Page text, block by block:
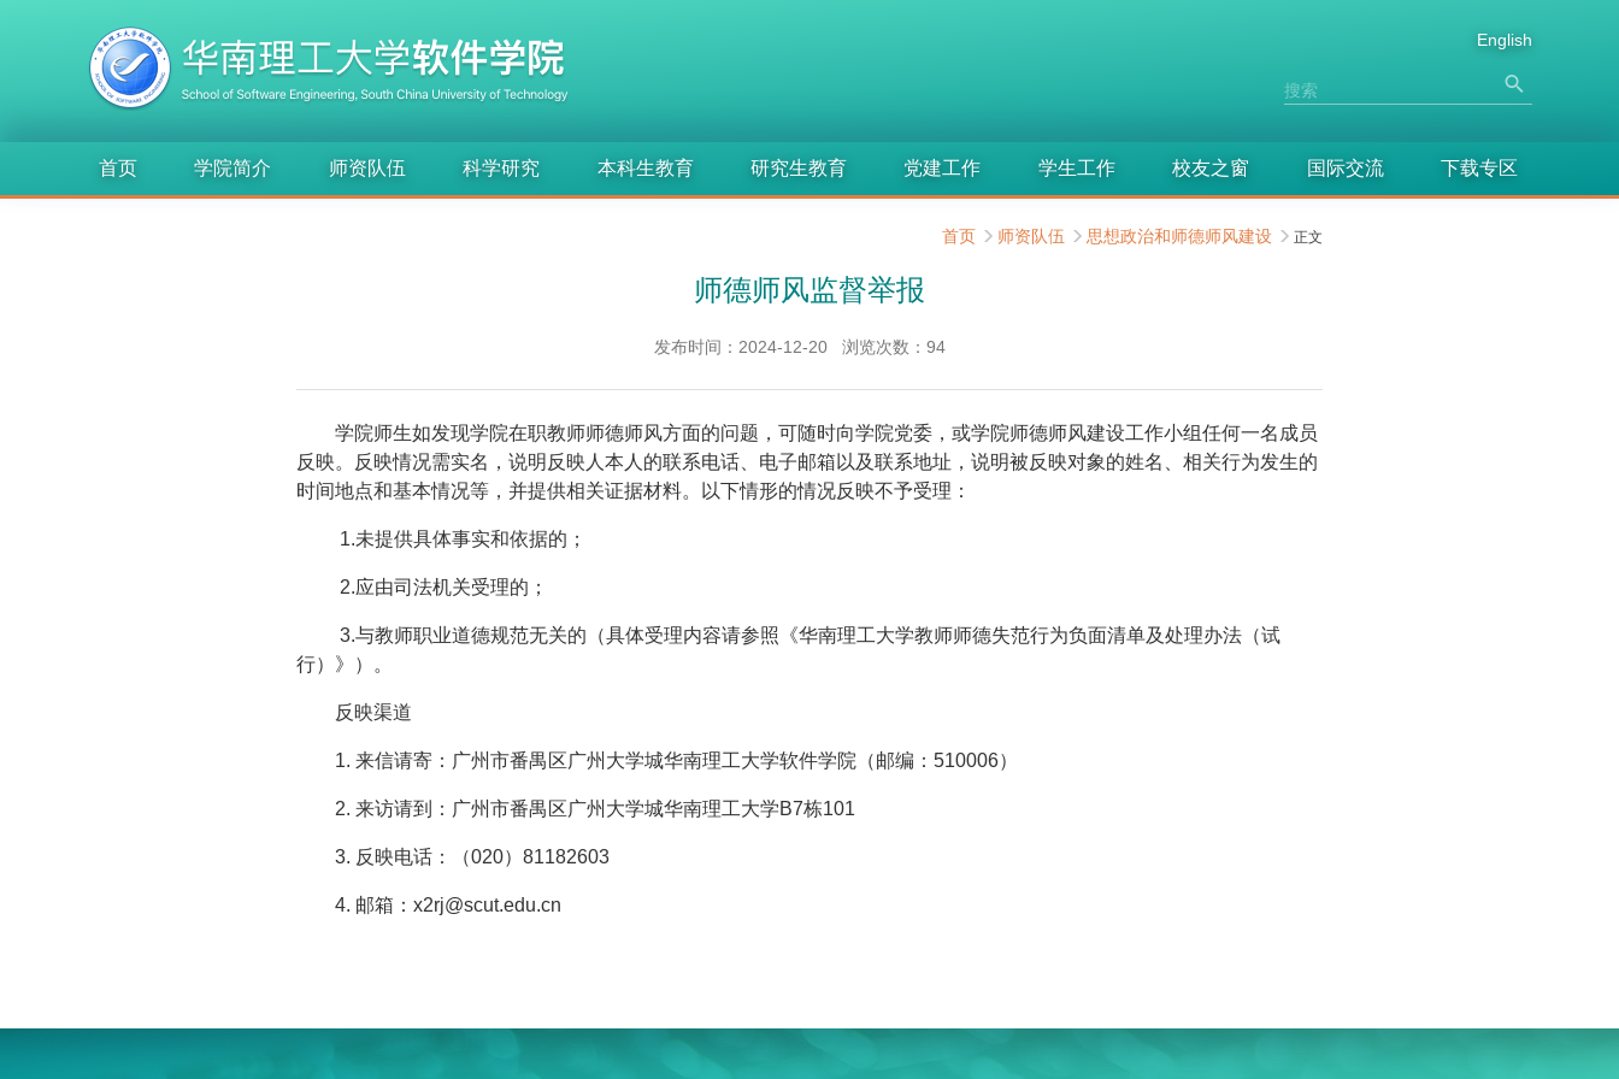
English
首页 学院简介 师资队伍 科学研究 本科生教育 研究生教育 党建工作 学生工作 校友之窗 国际交流 下载专区
首页 师资队伍 思想政治和师德师风建设 正文
师德师风监督举报
发布时间：2024-12-20 浏览次数： 94
学院师生如发现学院在职教师师德师风方面的问题，可随时向学院党委，或学院师德师风建设工作小组任何一名成员
反映。反映情况需实名，说明反映人本人的联系电话、电子邮箱以及联系地址，说明被反映对象的姓名、相关行为发生的
时间地点和基本情况等，并提供相关证据材料。以下情形的情况反映不予受理：
1.未提供具体事实和依据的；
2.应由司法机关受理的；
3.与教师职业道德规范无关的（具体受理内容请参照《华南理工大学教师师德失范行为负面清单及处理办法（试
行）》）。
反映渠道
1. 来信请寄：广州市番禺区广州大学城华南理工大学软件学院（邮编：510006）
2. 来访请到：广州市番禺区广州大学城华南理工大学B7栋101
3. 反映电话：（020）81182603
4. 邮箱：x2rj@scut.edu.cn